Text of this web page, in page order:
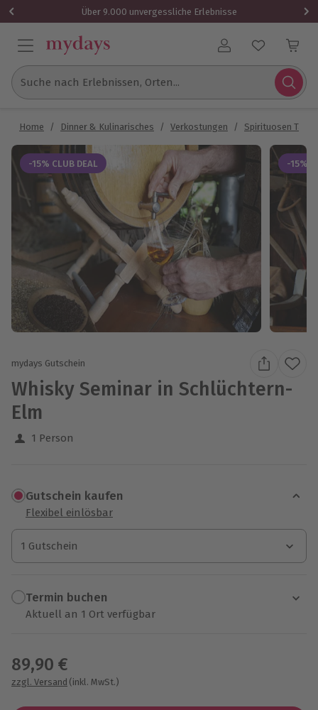
Über 9.000 unvergessliche Erlebnisse
Benutzerkonto
Suche nach Erlebnissen, Orten...
Home / Dinner & Kulinarisches / Verkostungen / Spirituosen
-15% CLUB DEAL -15%
mydays Gutschein
Whisky Seminar in Schlüchtern-
Elm
1 Person
Gutschein kaufen
Flexibel einlösbar
1 Gutschein
1 Gutschein
1 Gutschein
Termin buchen
Aktuell an 1 Ort verfügbar
89,90 €
zzgl. Versand (inkl. MwSt.)